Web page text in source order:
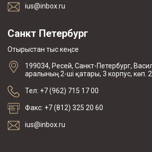
ius@inbox.ru
Санкт Петербург
Отырыстан тыс кеңсе
199034, Ресей, Санкт-Петербург,
аралының 2-ші қатары, 3 корпус, көп.
Тел: +7 (962) 715 17 00
Факс: +7 (812) 325 20 60
ius@inbox.ru